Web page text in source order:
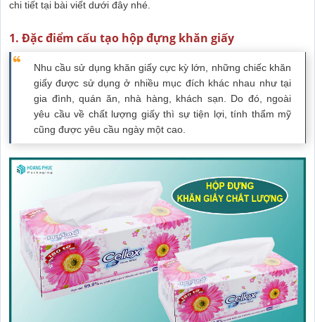
chi tiết tại bài viết dưới đây nhé.
1. Đặc điểm cấu tạo hộp đựng khăn giấy
Nhu cầu sử dụng khăn giấy cực kỳ lớn, những chiếc khăn
giấy được sử dụng ở nhiều mục đích khác nhau như tại
gia đình, quán ăn, nhà hàng, khách sạn. Do đó, ngoài
yêu cầu về chất lượng giấy thì sự tiện lợi, tính thẩm mỹ
cũng được yêu cầu ngày một cao.